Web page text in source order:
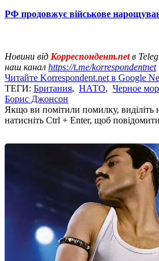
РФ продовжує військове
Новини від Корреспондент.netв
наш канал https://t.me/korrespondentnet
Читайте Korrespondent.net в Google
ТЕГИ: Британия, НАТО, Черное
Борис Джонсон
Якщо ви помітили помилку, виділіть
натисніть Ctrl + Enter, щоб